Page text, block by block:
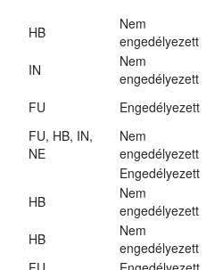
HB
Nem
engedélyezett
IN
Nem
engedélyezett
FU Engedélyezett
FU, HB, IN,
NE
Nem
engedélyezett
Engedélyezett
HB
Nem
engedélyezett
HB
Nem
engedélyezett